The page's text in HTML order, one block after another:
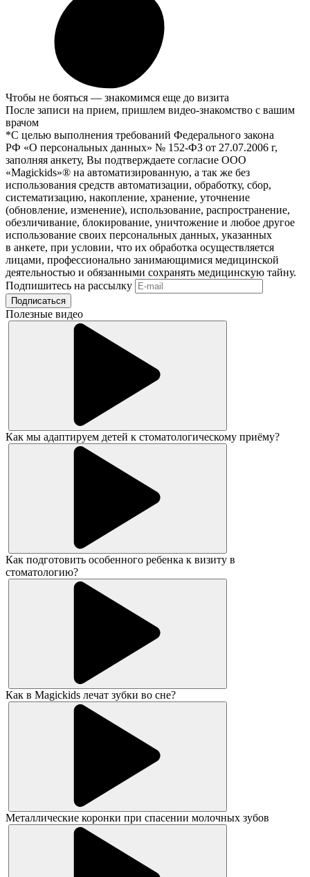
Чтобы не бояться — знакомимся еще до визита
После записи на прием, пришлем видео-знакомство с вашим
врачом
*С целью выполнения требований Федерального закона
РФ «О персональных данных» № 152-ФЗ от 27.07.2006 г,
заполняя анкету, Вы подтверждаете согласие ООО
«Magickids»® на автоматизированную, а так же без
использования средств автоматизации, обработку, сбор,
систематизацию, накопление, хранение, уточнение
(обновление, изменение), использование, распространение,
обезличивание, блокирование, уничтожение и любое другое
использование своих персональных данных, указанных
в анкете, при условии, что их обработка осуществляется
лицами, профессионально занимающимися медицинской
деятельностью и обязанными сохранять медицинскую тайну.
Подпишитесь на рассылку
Подписаться
Полезные видео
Как мы адаптируем детей к стоматологическому приёму?
Как подготовить особенного ребенка к визиту в
стоматологию?
Как в Magickids лечат зубки во сне?
Металлические коронки при спасении молочных зубов